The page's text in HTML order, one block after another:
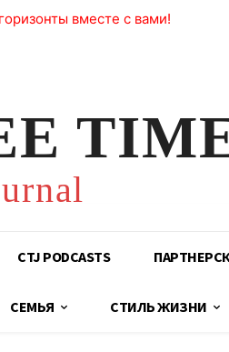
вместе с вами!
CTJ PODCASTS
СЕМЬЯ СТИЛЬ ЖИЗНИ